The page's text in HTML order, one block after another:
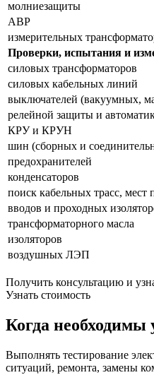
молниезащиты
АВР
измерительных
Проверки, испытания и
силовых трансформаторов
силовых кабельных линий
выключателей (вакуумных,
релейной защиты и
КРУ и КРУН
шин (сборных и
предохранителей
конденсаторов
поиск кабельных трасс,
вводов и проходных
трансформаторного масла
изоляторов
воздушных ЛЭП
Получить консультацию и
Узнать стоимость
Когда необходимы
Выполнять тестирование
ситуаций, ремонта, замены